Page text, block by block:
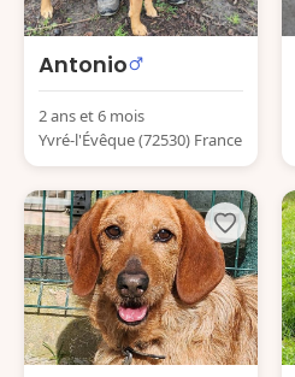
Antonio
2 ans et 6 mois
Yvré-l'Évêque (72530) France